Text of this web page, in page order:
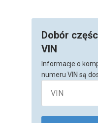
Dobór
VIN
Informacje o
numeru VIN są